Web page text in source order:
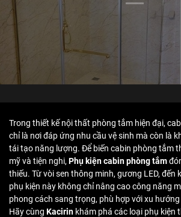
Trong thiết kế nội thất phòng tắm hiện đại,
chỉ là nơi đáp ứng nhu cầu vệ sinh mà còn là
tái tạo năng lượng. Để biến cabin phòng tắm
mỹ và tiện nghi, Phụ kiện cabin phòng tắm
thiếu. Từ vòi sen thông minh, gương LED, đến
phụ kiện này không chỉ nâng cao công năng
phong cách sang trọng, phù hợp với xu
Hãy cùng Kacirin khám phá các loại phụ kiện